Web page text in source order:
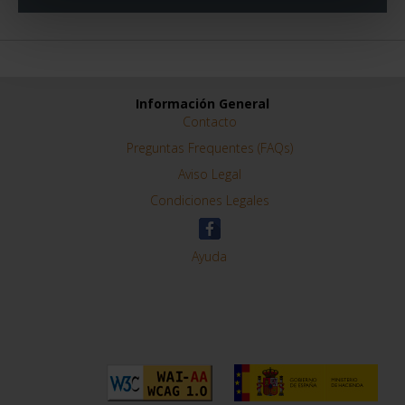
Información General
Contacto
Preguntas Frequentes (FAQs)
Aviso Legal
Condiciones Legales
Ayuda